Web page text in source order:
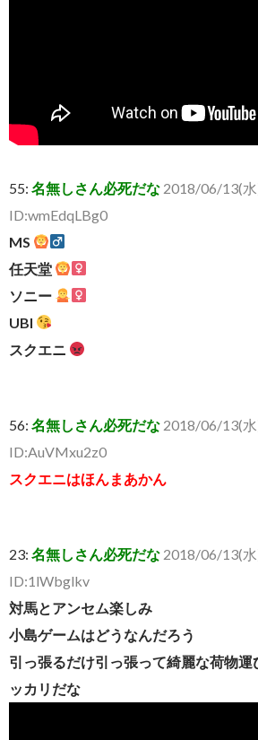
55: 名無しさん必死だな 2018/06/13(
ID:wmEdqLBg0
MS
任天堂
ソニー
UBI
スクエニ
56: 名無しさん必死だな 2018/06/13(
ID:AuVMxu2z0
スクエニはほんまあかん
23: 名無しさん必死だな 2018/06/13(
ID:1lWbglkv
対馬とアンセム楽しみ
小島ゲームはどうなんだろう
引っ張るだけ引っ張って綺麗な荷物
ッカリだな